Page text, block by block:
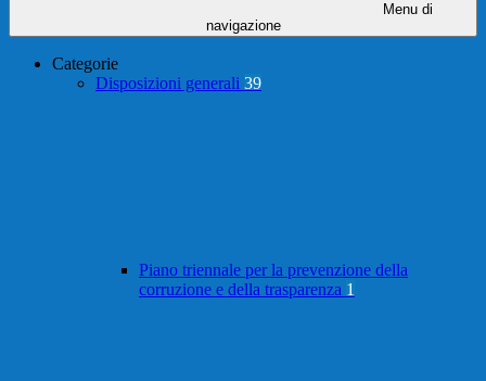
Menu di
navigazione
Categorie
Disposizioni generali 39
Piano triennale per la prevenzione della
corruzione e della trasparenza 1